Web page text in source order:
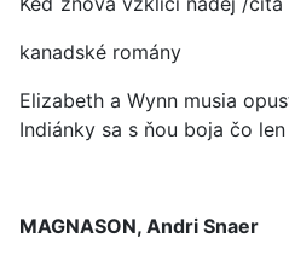
kanadské romány
Elizabeth a Wynn musia
Indiánky sa s ňou boja čo
MAGNASON, Andri Snaer